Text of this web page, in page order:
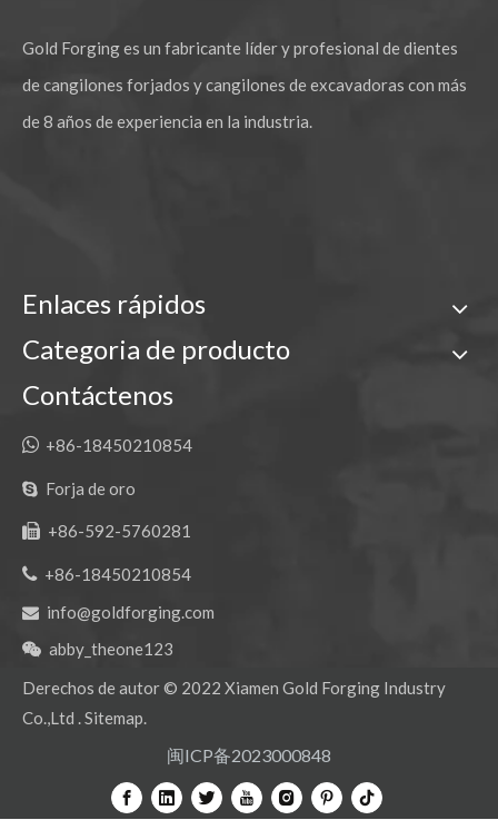
Gold Forging es un fabricante líder y profesional de dientes
de cangilones forjados y cangilones de excavadoras con más
de 8 años de experiencia en la industria.
Enlaces rápidos
Categoria de producto
Contáctenos
 +86-18450210854
 Forja de oro
 +86-592-5760281
 +86-18450210854
 info@goldforging.com
 abby_theone123
Derechos de autor © 2022 Xiamen Gold Forging Industry
Co.,Ltd .Sitemap.
闽ICP备2023000848